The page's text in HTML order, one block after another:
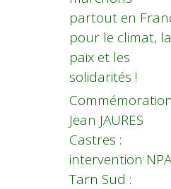
partout en
pour le climat, la
paix et les
solidarités !
Commémoration
Jean JAURES
Castres :
intervention NPA
Tarn Sud :